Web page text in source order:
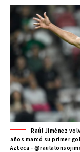
Raúl Jiménez
años marcó su primer
Azteca -